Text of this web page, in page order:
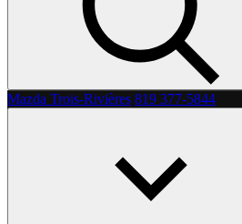
Mazda Trois-Rivières 819 377-5844